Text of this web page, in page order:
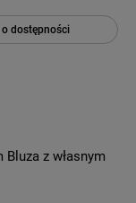
dostępności
z własnym